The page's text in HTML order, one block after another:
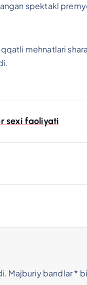
spektakl
mehnatlari
sexi faoliyati
Majburiy bandlar*